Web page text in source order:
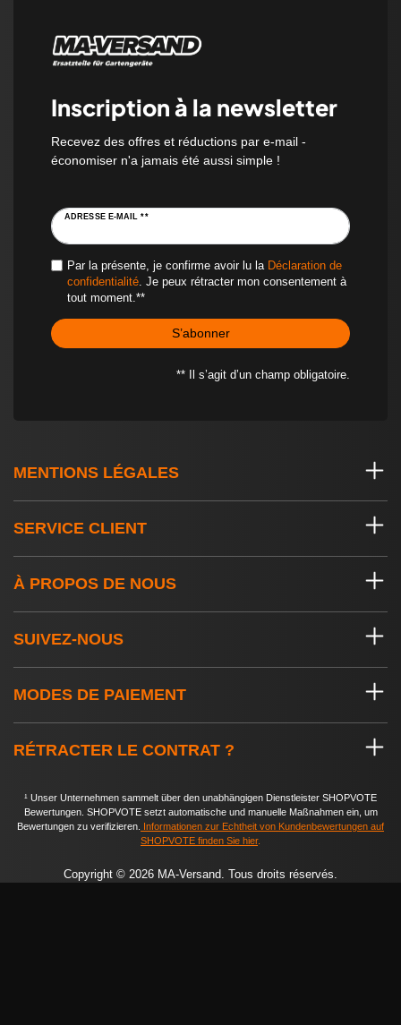
Inscription à la newsletter
Recevez des offres et réductions par e-mail -
économiser n'a jamais été aussi simple !
ADRESSE E-MAIL **
Par la présente, je confirme avoir lu la Déclaration de
confidentialité. Je peux rétracter mon consentement à
tout moment.**
S’abonner
** Il s’agit d’un champ obligatoire.
MENTIONS LÉGALES
SERVICE CLIENT
À PROPOS DE NOUS
SUIVEZ-NOUS
MODES DE PAIEMENT
RÉTRACTER LE CONTRAT ?
¹ Unser Unternehmen sammelt über den unabhängigen Dienstleister SHOPVOTE
Bewertungen. SHOPVOTE setzt automatische und manuelle Maßnahmen ein, um
Bewertungen zu verifizieren. Informationen zur Echtheit von Kundenbewertungen auf
SHOPVOTE finden Sie hier.
Copyright © 2026 MA-Versand. Tous droits réservés.